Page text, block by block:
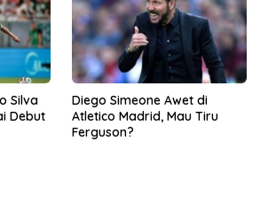
Silva
Debut
Diego Simeone Awet di
Atletico Madrid, Mau Tiru
Ferguson?